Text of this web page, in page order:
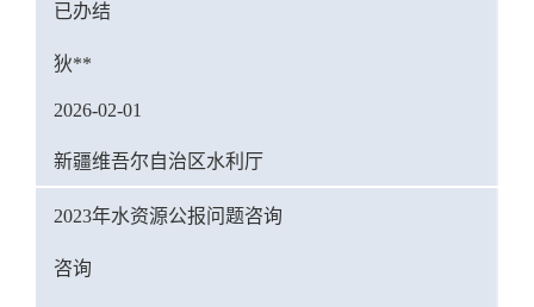
已办结
狄**
2026-02-01
新疆维吾尔自治区水利厅
2023年水资源公报问题咨询
咨询